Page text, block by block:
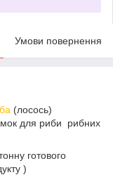
Умови повернення
(лосось)
для риби рибних
готового
)